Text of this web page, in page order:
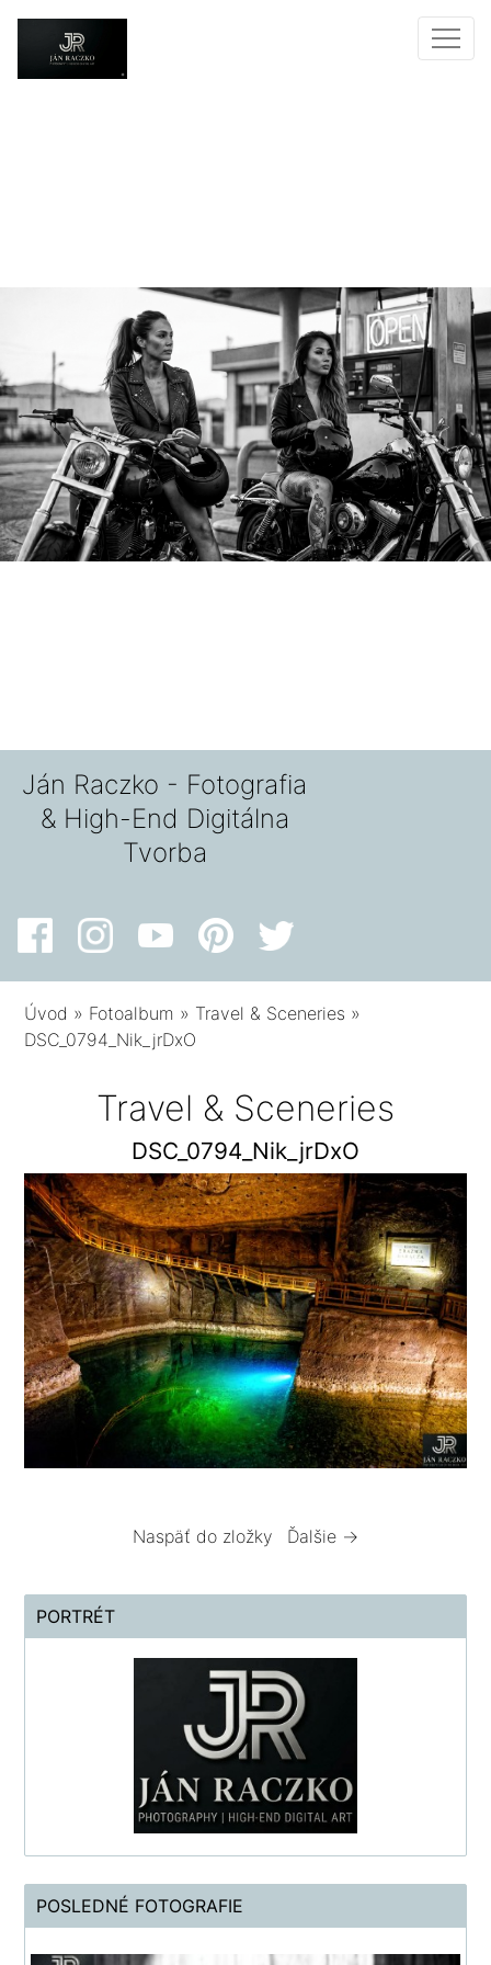
Ján Raczko - Fotografia
& High-End Digitálna
Tvorba
Úvod » Fotoalbum » Travel & Sceneries »
DSC_0794_Nik_jrDxO
Travel & Sceneries
DSC_0794_Nik_jrDxO
Naspäť do zložky Ďalšie →
PORTRÉT
POSLEDNÉ FOTOGRAFIE